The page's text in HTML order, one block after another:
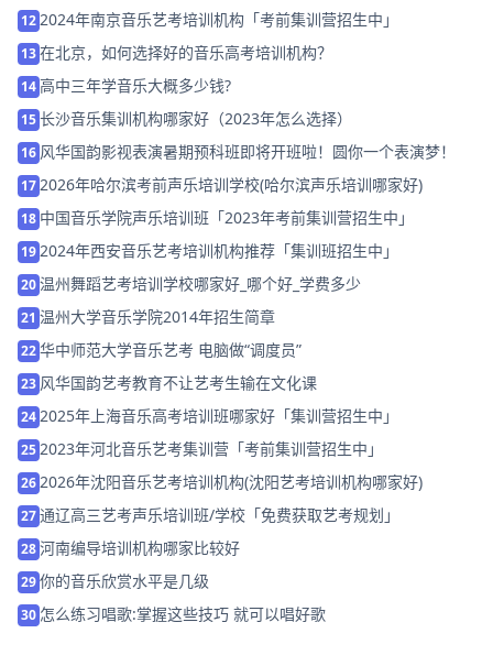
122024年南京音乐艺考培训机构「考前集训营招生中」
13在北京，如何选择好的音乐高考培训机构？
14高中三年学音乐大概多少钱?
15长沙音乐集训机构哪家好（2023年怎么选择）
16 风华国韵影视表演暑期预科班即将开班啦！圆你一个表演梦！
172026年哈尔滨考前声乐培训学校(哈尔滨声乐培训哪家好)
18 中国音乐学院声乐培训班「2023年考前集训营招生中」
192024年西安音乐艺考培训机构推荐「集训班招生中」
20温州舞蹈艺考培训学校哪家好_哪个好_学费多少
21 温州大学音乐学院2014年招生简章
22 华中师范大学音乐艺考 电脑做“调度员”
23 风华国韵艺考教育不让艺考生输在文化课
242025年上海音乐高考培训班哪家好「集训营招生中」
252023年河北音乐艺考集训营「考前集训营招生中」
262026年沈阳音乐艺考培训机构(沈阳艺考培训机构哪家好)
27通辽高三艺考声乐培训班/学校「免费获取艺考规划」
28河南编导培训机构哪家比较好
29你的音乐欣赏水平是几级
30 怎么练习唱歌:掌握这些技巧 就可以唱好歌